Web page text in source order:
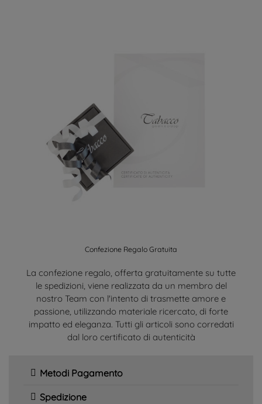
Confezione Regalo Gratuita
La confezione regalo, offerta gratuitamente su tutte
le spedizioni, viene realizzata da un membro del
nostro Team con l'intento di trasmette amore e
passione, utilizzando materiale ricercato, di forte
impatto ed eleganza. Tutti gli articoli sono corredati
dal loro certificato di autenticità
Metodi Pagamento
Spedizione